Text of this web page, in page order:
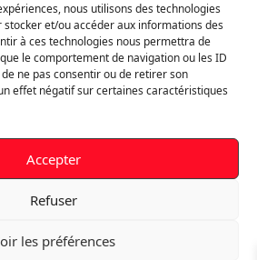
nous utilisons des technologies
et/ou accéder aux informations des
à ces technologies nous permettra de
le comportement de navigation ou les ID
ne pas consentir ou de retirer son
effet négatif sur certaines caractéristiques
Accepter
Refuser
les préférences
personnelles
Commandes